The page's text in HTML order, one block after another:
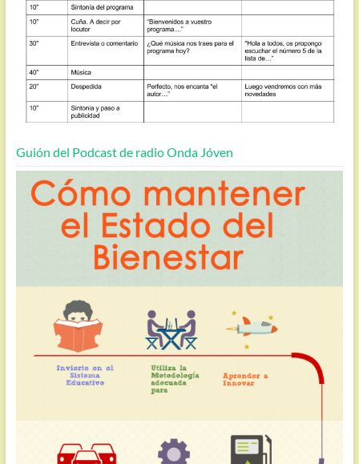
Guión del Podcast de radio Onda Jóven